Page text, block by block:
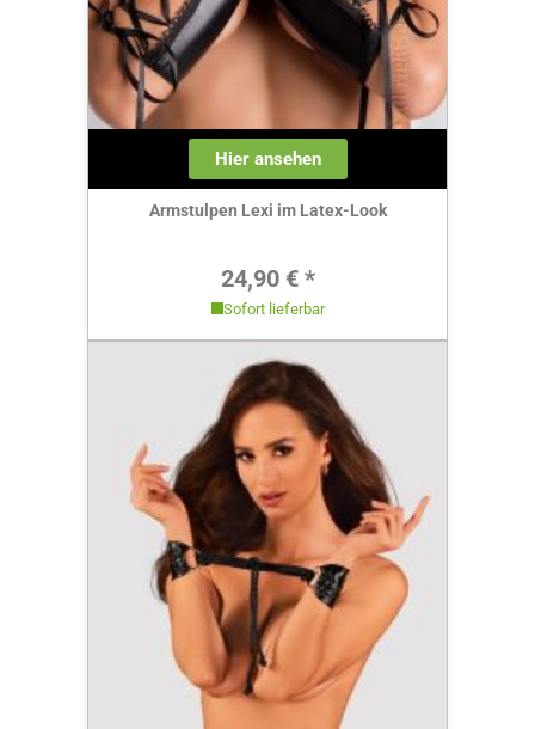
Hier ansehen
Armstulpen Lexi im Latex-Look
Regulärer Preis:
24,90 € *
Sofort lieferbar